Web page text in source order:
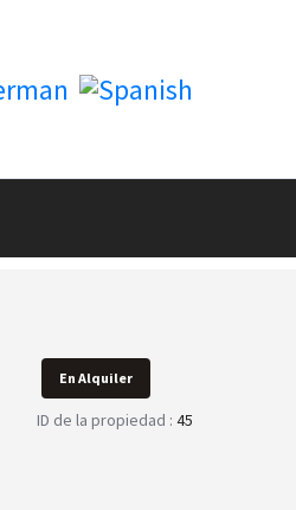
En Alquiler
ID de la propiedad : 45